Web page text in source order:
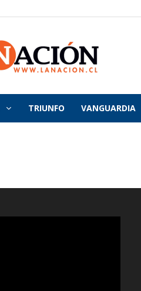
La
Nación
TRIUNFO VANGUARDIA